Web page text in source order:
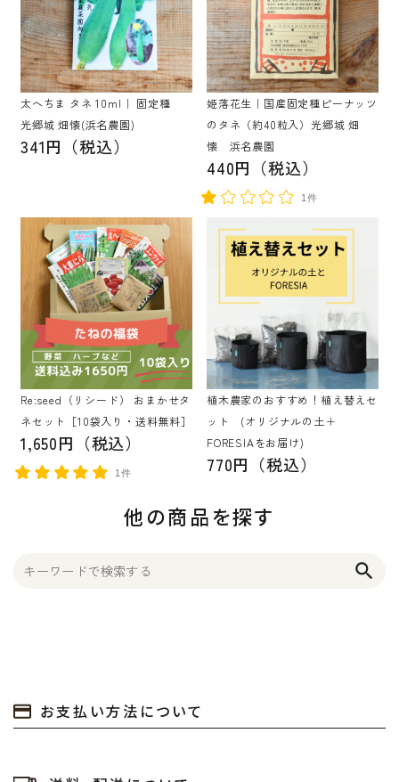
太へちま タネ 10ml｜ 固定種
光郷城 畑懐(浜名農園)
341円（税込）
姫落花生｜国産固定種ピーナッツ
のタネ（約40粒入）光郷城 畑
懐 浜名農園
440円（税込）
1件
Re:seed（リシード） おまかせタ
ネセット［10袋入り・送料無料］
1,650円（税込）
1件
植木農家のおすすめ！植え替えセ
ット (オリジナルの土＋
FORESIAをお届け)
770円（税込）
他の商品を探す
search
お支払い方法について